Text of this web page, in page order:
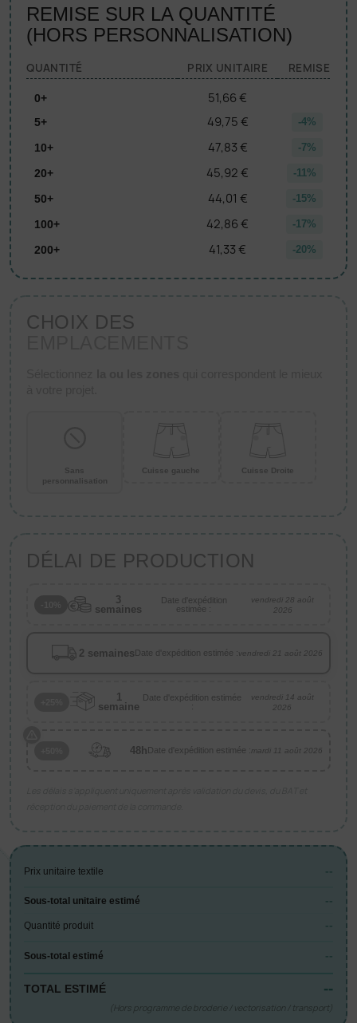
REMISE SUR LA QUANTITÉ
(HORS PERSONNALISATION)
QUANTITÉ PRIX UNITAIRE REMISE
0+ 51,66 €
5+ 49,75 € -4%
10+ 47,83 € -7%
20+ 45,92 € -11%
50+ 44,01 € -15%
100+ 42,86 € -17%
200+ 41,33 € -20%
CHOIX DES
Sans
personnalisation
Cuisse gauche Cuisse Droite
DÉLAI DE PRODUCTION
3
semaines
Date d'expédition
estimée :
vendredi 28 août
2026
2 semaines Date d'expédition estimée :vendredi 21 août 2026
1
semaine
Date d'expédition estimée
:
vendredi 14 août
2026
48h Date d'expédition estimée :mardi 11 août 2026
Prix unitaire textile --
Sous-total unitaire estimé --
Quantité produit --
Sous-total estimé --
TOTAL ESTIMÉ --
(Hors programme de broderie / vectorisation / transport)